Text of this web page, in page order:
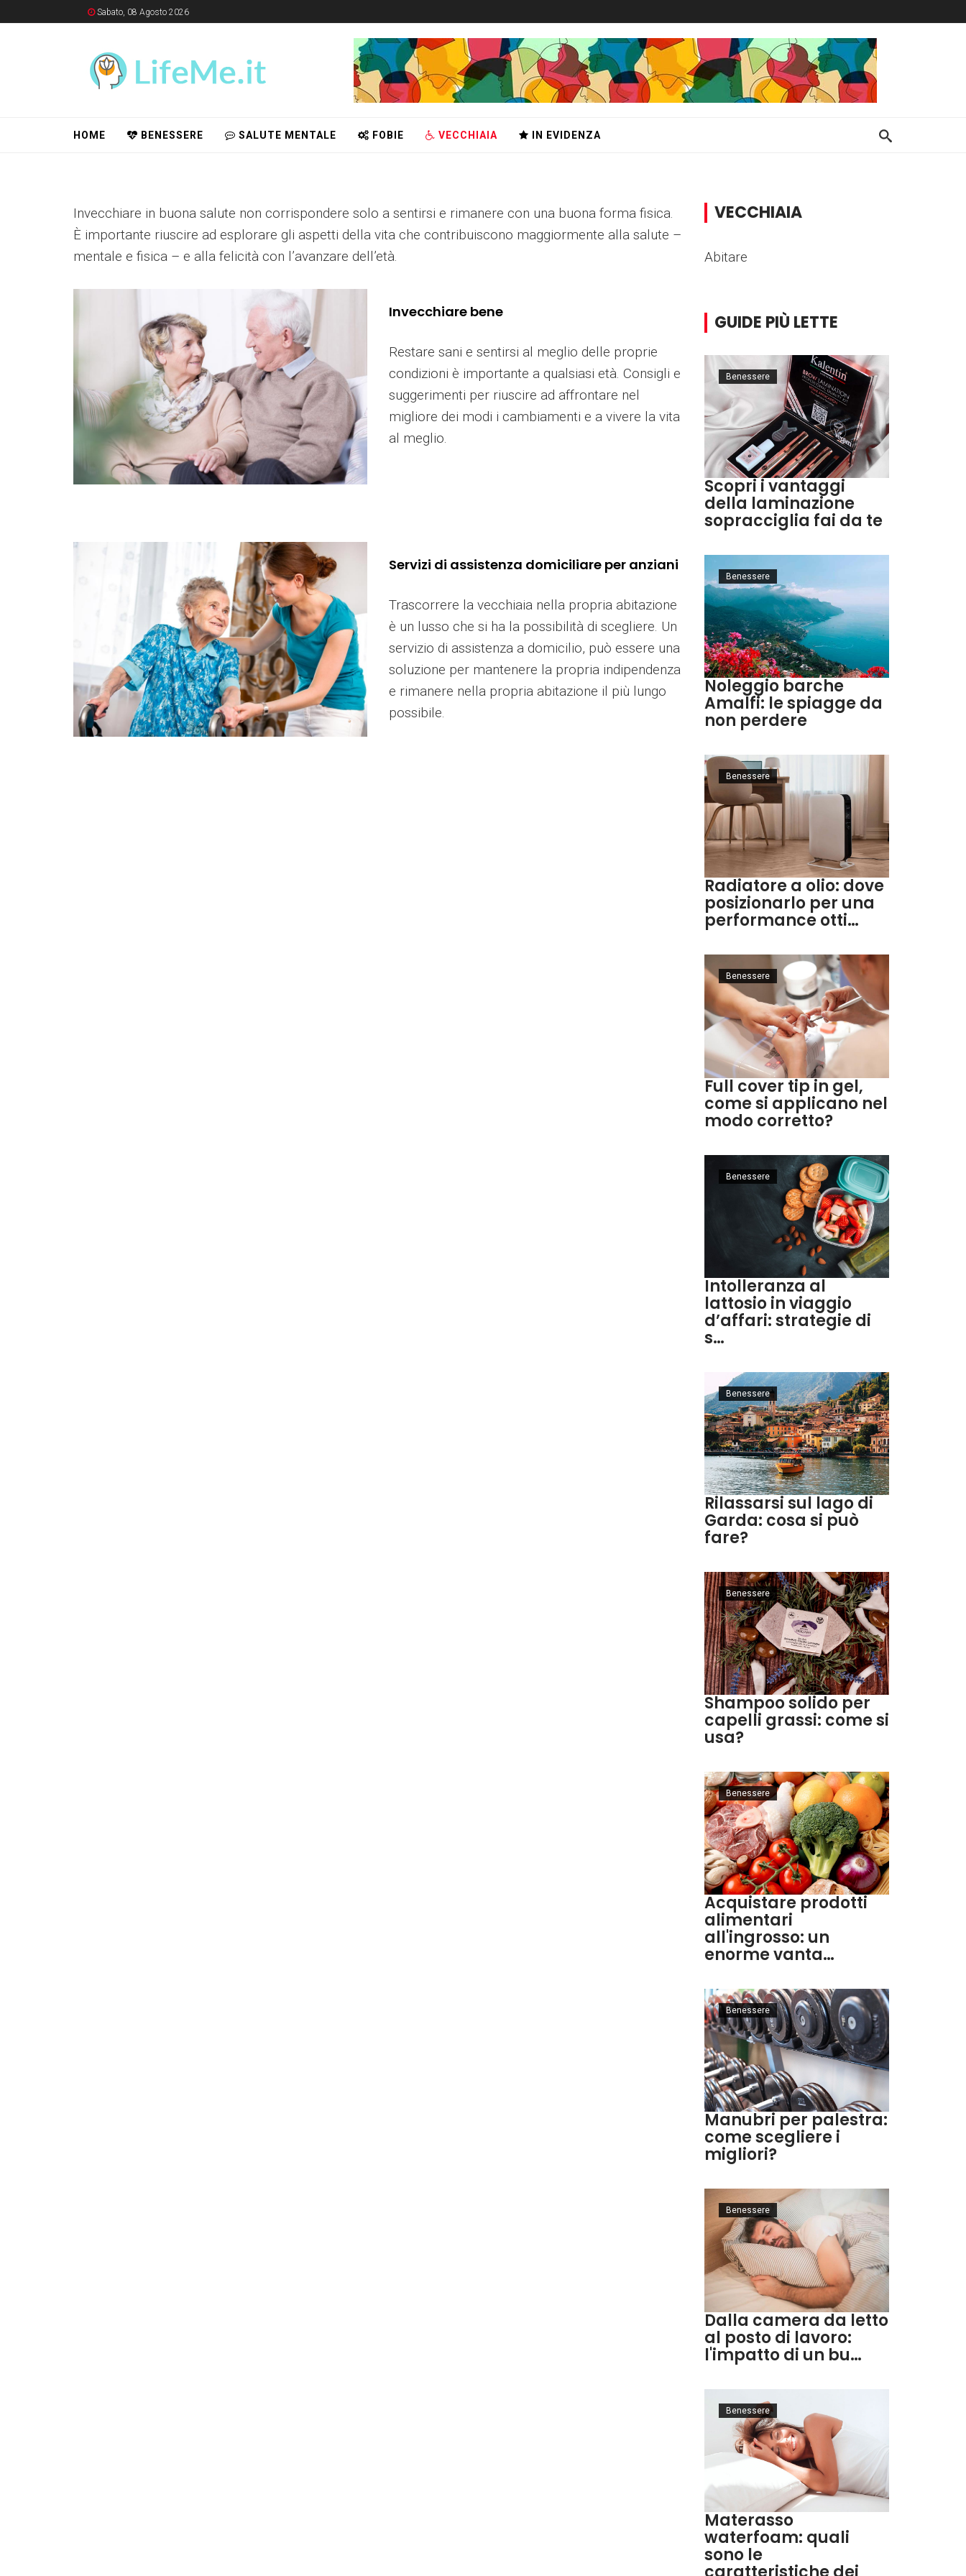
Sabato, 08 Agosto 2026
HOME BENESSERE SALUTE MENTALE FOBIE VECCHIAIA IN EVIDENZA
Invecchiare in buona salute non corrispondere solo a sentirsi e rimanere con una buona forma fisica.
È importante riuscire ad esplorare gli aspetti della vita che contribuiscono maggiormente alla salute –
mentale e fisica – e alla felicità con l’avanzare dell’età.
Invecchiare bene
Restare sani e sentirsi al meglio delle proprie
condizioni è importante a qualsiasi età. Consigli e
suggerimenti per riuscire ad affrontare nel
migliore dei modi i cambiamenti e a vivere la vita
al meglio.
Servizi di assistenza domiciliare per anziani
Trascorrere la vecchiaia nella propria abitazione
è un lusso che si ha la possibilità di scegliere. Un
servizio di assistenza a domicilio, può essere una
soluzione per mantenere la propria indipendenza
e rimanere nella propria abitazione il più lungo
possibile.
VECCHIAIA
Abitare
GUIDE PIÙ LETTE
Scopri i vantaggi
della laminazione
sopracciglia fai da te
Benessere
Noleggio barche
Amalfi: le spiagge da
non perdere
Benessere
Radiatore a olio: dove
posizionarlo per una
performance otti…
Benessere
Full cover tip in gel,
come si applicano nel
modo corretto?
Benessere
Intolleranza al
lattosio in viaggio
d’affari: strategie di
s…
Benessere
Rilassarsi sul lago di
Garda: cosa si può
fare?
Benessere
Shampoo solido per
capelli grassi: come si
usa?
Benessere
Acquistare prodotti
alimentari
all'ingrosso: un
enorme vanta…
Benessere
Manubri per palestra:
come scegliere i
migliori?
Benessere
Dalla camera da letto
al posto di lavoro:
l'impatto di un bu…
Benessere
Materasso
waterfoam: quali
sono le
Benessere